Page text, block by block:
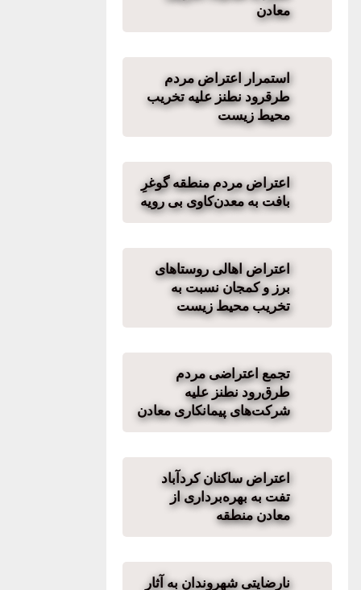
معادن
استمرار اعتراض مردم
طرقرود نطنز علیه تخریب‌
محیط زیست
اعتراض مردم منطقه گوغرِ
بافت به معدن‌کاوی بی رویه
اعتراض اهالی روستاهای
برز و کمجان نسبت به
تخریب محیط زیست
تجمع اعتراضی مردم
طرق‌رود نطنز علیه
شرکت‌های پیمانکاری معادن
اعتراض ساکنان کردآباد
تفت به بهره‌برداری از
معادن منطقه
نارضایتی شهروندان به آثار